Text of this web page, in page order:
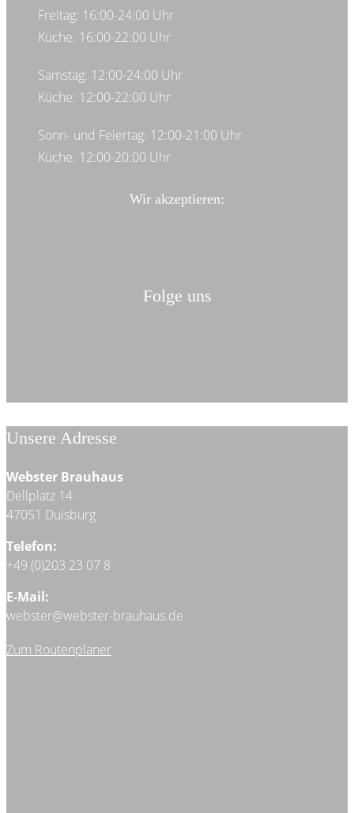
Freitag: 16:00-24:00 Uhr
Küche: 16:00-22:00 Uhr
Samstag: 12:00-24:00 Uhr
Küche: 12:00-22:00 Uhr
Sonn- und Feiertag: 12:00-21:00 Uhr
Küche: 12:00-20:00 Uhr
Wir akzeptieren:
Folge uns
Unsere Adresse
Webster Brauhaus
Dellplatz 14
47051 Duisburg
Telefon:
+49 (0)203 23 07 8
E-Mail:
webster@webster-brauhaus.de
Zum Routenplaner